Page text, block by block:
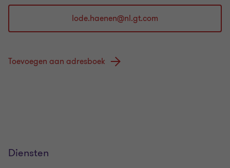
Toevoegen aan adresboek
Diensten